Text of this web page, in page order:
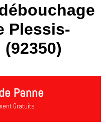
Plessis-
Panne
Gratuits